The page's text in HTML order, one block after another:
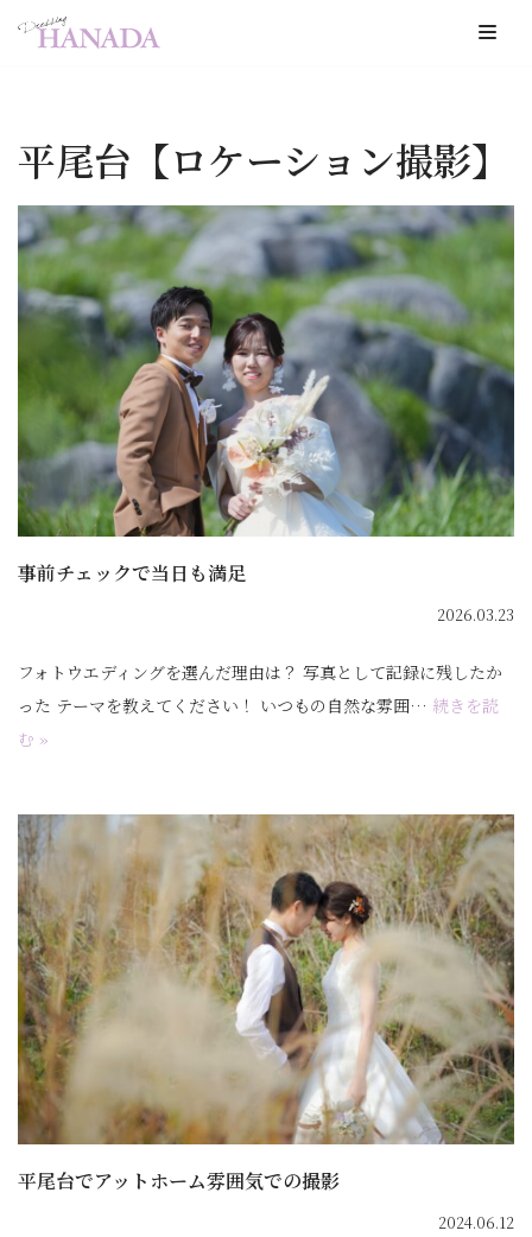
ン
ツ
へ
キ
平尾台【ロケーション撮影】
事前チェックで当日も満足
2026.03.23
フォトウエディングを選んだ理由は？ 写真として記録に残したか
った テーマを教えてください！ いつもの自然な雰囲… 続きを読
む »
平尾台でアットホーム雰囲気での撮影
2024.06.12